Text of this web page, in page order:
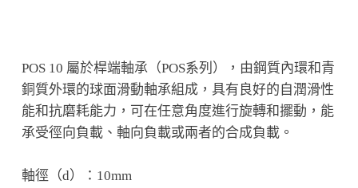
POS 10 屬於桿端軸承（POS系列），由鋼質內環和青
銅質外環的球面滑動軸承組成，具有良好的自潤滑性
能和抗磨耗能力，可在任意角度進行旋轉和擺動，能
承受徑向負載、軸向負載或兩者的合成負載。
軸徑（d）：10mm